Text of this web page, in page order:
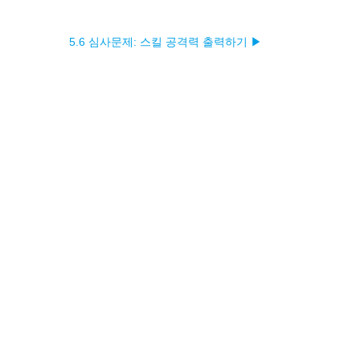
5.6 심사문제: 스킬 공격력 출력하기 ▶︎